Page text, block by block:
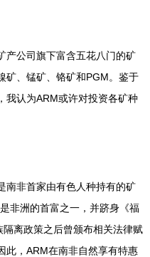
产公司旗下富含五花八门的矿
、锰矿、铬矿和PGM。鉴于
我认为ARM或许对投资各矿种
南非首家由有色人种持有的矿
非洲的首富之一，并跻身《福
离政策之后曾颁布相关法律赋
此，ARM在南非自然享有特惠